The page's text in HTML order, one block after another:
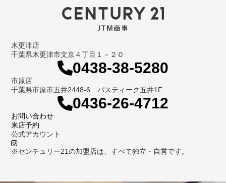
木更津店
千葉県木更津市文京４丁目１－２０
0438-38-5280
市原店
千葉県市原市五井2448-6 パスティーク五井1F
0436-26-4712
お問い合わせ
来店予約
公式アカウント
※センチュリー21の加盟店は、すべて独立・自営です。